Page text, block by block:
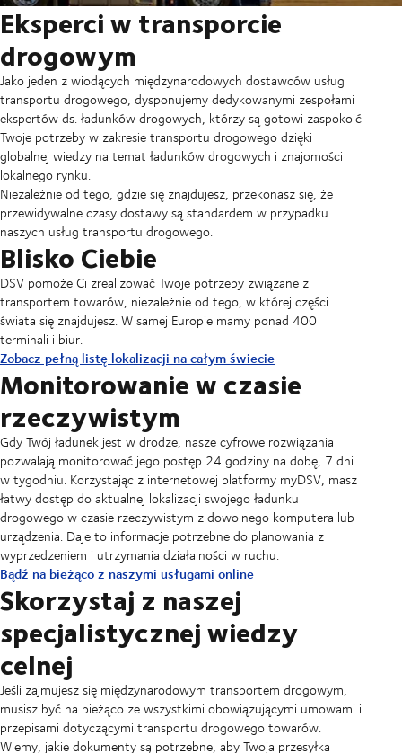
Eksperci w transporcie
drogowym
Jako jeden z wiodących międzynarodowych dostawców usług
transportu drogowego, dysponujemy dedykowanymi zespołami
ekspertów ds. ładunków drogowych, którzy są gotowi zaspokoić
Twoje potrzeby w zakresie transportu drogowego dzięki
globalnej wiedzy na temat ładunków drogowych i znajomości
lokalnego rynku.
Niezależnie od tego, gdzie się znajdujesz, przekonasz się, że
przewidywalne czasy dostawy są standardem w przypadku
naszych usług transportu drogowego.
Blisko Ciebie
DSV pomoże Ci zrealizować Twoje potrzeby związane z
transportem towarów, niezależnie od tego, w której części
świata się znajdujesz. W samej Europie mamy ponad 400
terminali i biur.
Zobacz pełną listę lokalizacji na całym świecie
Monitorowanie w czasie
rzeczywistym
Gdy Twój ładunek jest w drodze, nasze cyfrowe rozwiązania
pozwalają monitorować jego postęp 24 godziny na dobę, 7 dni
w tygodniu. Korzystając z internetowej platformy myDSV, masz
łatwy dostęp do aktualnej lokalizacji swojego ładunku
drogowego w czasie rzeczywistym z dowolnego komputera lub
urządzenia. Daje to informacje potrzebne do planowania z
wyprzedzeniem i utrzymania działalności w ruchu.
Bądź na bieżąco z naszymi usługami online
Skorzystaj z naszej
specjalistycznej wiedzy
celnej
Jeśli zajmujesz się międzynarodowym transportem drogowym,
musisz być na bieżąco ze wszystkimi obowiązującymi umowami i
przepisami dotyczącymi transportu drogowego towarów.
Wiemy, jakie dokumenty są potrzebne, aby Twoja przesyłka